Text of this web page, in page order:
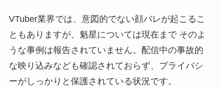
VTuber業界では、意図的でない顔バレが起こるこ
ともありますが、魁星については現在まで そのよ
うな事例は報告されていません。配信中の事故的
な映り込みなども確認されておらず、プライバシ
ーがしっかりと保護されている状況です。